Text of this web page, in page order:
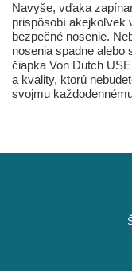
Navyše, vďaka
prispôsobí akejkoľvek
bezpečné nosenie.
nosenia spadne alebo
čiapka Von Dutch
a kvality, ktorú
svojmu